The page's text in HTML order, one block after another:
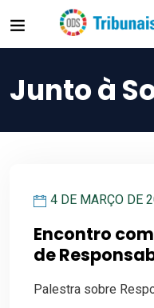
Junto à
4 DE MARÇO DE
Encontro
de
Palestra sobre